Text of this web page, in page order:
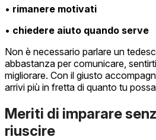
• rimanere motivati
• chiedere aiuto quando serve
Non è necessario parlare un
abbastanza per comunicare,
migliorare. Con il giusto
arrivi più in fretta di quanto tu
Meriti di imparare
riuscire